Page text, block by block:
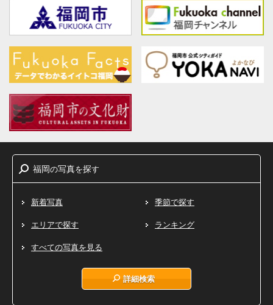
福岡の写真を探す
新着写真 季節で探す
エリアで探す ランキング
すべての写真を見る
詳細検索